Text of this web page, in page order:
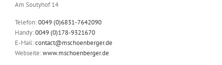
Am Soutyhof 14
Telefon:0049 (0)6831-7642090
Handy:0049 (0)178-9321670
E-Mail:contact@mschoenberger.de
Webseite:www.mschoenberger.de